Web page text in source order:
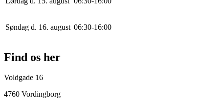
Søndag d. 16. august 06:30-16:00
Find os her
Voldgade 16
4760 Vordingborg